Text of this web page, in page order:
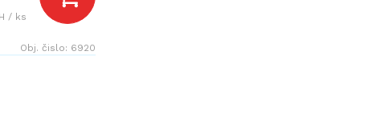
/ ks
Obj. čislo: 6920